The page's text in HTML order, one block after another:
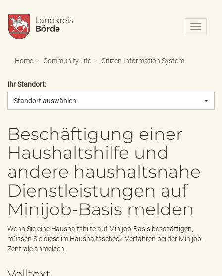
N
a
o
/
a
n
Home Community Life Citizen Information System
Ihr Standort:
Standort auswählen
Beschäftigung einer
Haushaltshilfe und
andere haushaltsnahe
Dienstleistungen auf
Minijob-Basis melden
Wenn Sie eine Haushaltshilfe auf Minijob-Basis beschäftigen,
müssen Sie diese im Haushaltsscheck-Verfahren bei der Minijob-
Zentrale anmelden.